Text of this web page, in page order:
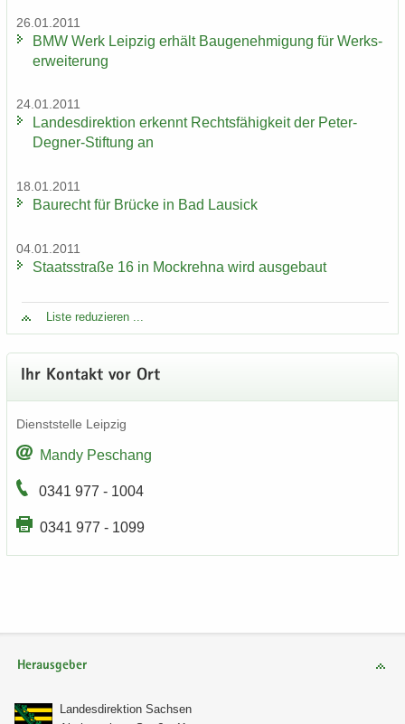
26.01.2011
BMW Werk Leip­zig er­hält Bau­ge­neh­mi­gung für Werks­
er­wei­te­rung
24.01.2011
Lan­des­di­rek­ti­on er­kennt Rechts­fä­hig­keit der Peter-​
Degner-Stiftung an
18.01.2011
Bau­recht für Brü­cke in Bad Lau­sick
04.01.2011
Staats­stra­ße 16 in Mock­reh­na wird aus­ge­baut
Liste re­du­zie­ren ...
Ihr Kon­takt vor Ort
Dienst­stel­le Leip­zig
Mandy Peschang
0341 977 - 1004
0341 977 - 1099
Herausgeber
Lan­des­di­rek­ti­on Sach­sen